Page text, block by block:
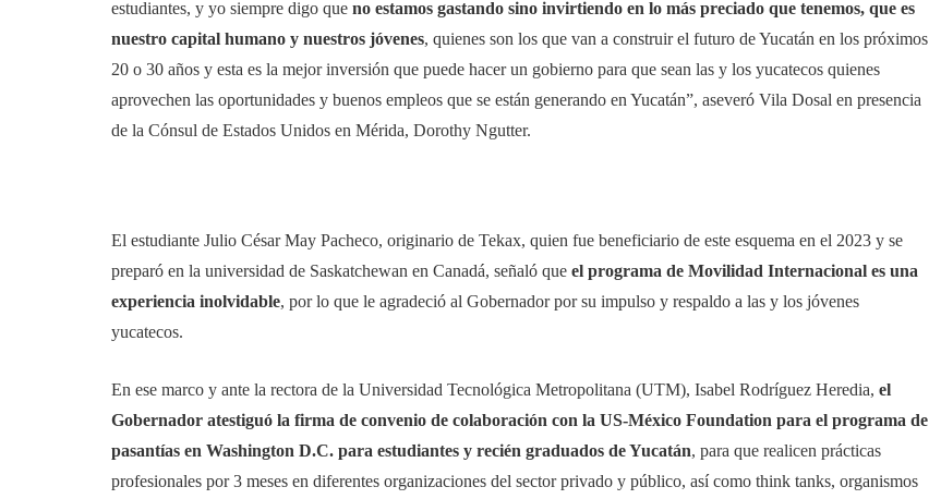
estudiantes, y yo siempre digo que no estamos gastando sino invirtiendo en lo más preciado que tenemos, que es
nuestro capital humano y nuestros jóvenes, quienes son los que van a construir el futuro de Yucatán en los próximos
20 o 30 años y esta es la mejor inversión que puede hacer un gobierno para que sean las y los yucatecos quienes
aprovechen las oportunidades y buenos empleos que se están generando en Yucatán”, aseveró Vila Dosal en presencia
de la Cónsul de Estados Unidos en Mérida, Dorothy Ngutter.
El estudiante Julio César May Pacheco, originario de Tekax, quien fue beneficiario de este esquema en el 2023 y se
preparó en la universidad de Saskatchewan en Canadá, señaló que el programa de Movilidad Internacional es una
experiencia inolvidable, por lo que le agradeció al Gobernador por su impulso y respaldo a las y los jóvenes
yucatecos.
En ese marco y ante la rectora de la Universidad Tecnológica Metropolitana (UTM), Isabel Rodríguez Heredia, el
Gobernador atestiguó la firma de convenio de colaboración con la US-México Foundation para el programa de
pasantías en Washington D.C. para estudiantes y recién graduados de Yucatán, para que realicen prácticas
profesionales por 3 meses en diferentes organizaciones del sector privado y público, así como think tanks, organismos